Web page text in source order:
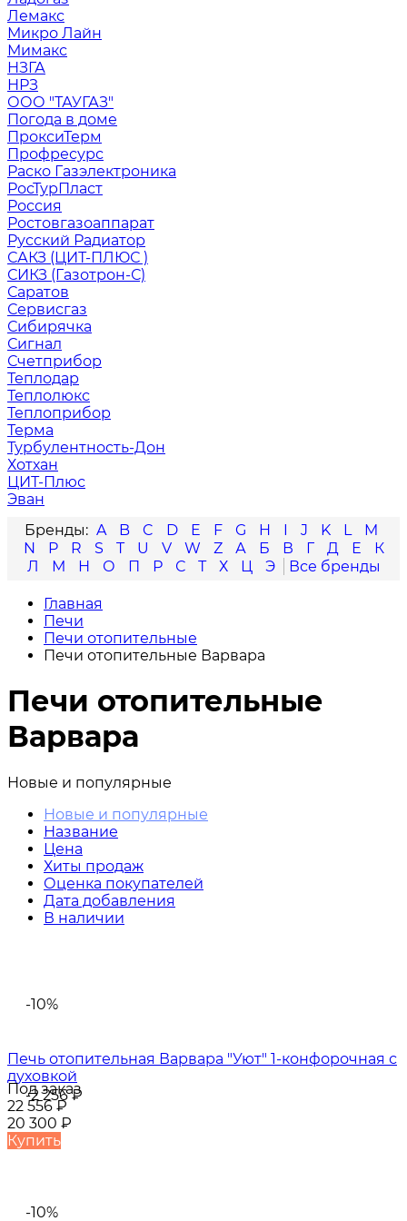
Лемакс
Микро Лайн
Мимакс
НЗГА
НРЗ
ООО "ТАУГАЗ"
Погода в доме
ПроксиТерм
Профресурс
Раско Газэлектроника
РосТурПласт
Россия
Ростовгазоаппарат
Русский Радиатор
САКЗ (ЦИТ-ПЛЮС )
СИКЗ (Газотрон-С)
Саратов
Сервисгаз
Сибирячка
Сигнал
Счетприбор
Теплодар
Теплолюкс
Теплоприбор
Терма
Турбулентность-Дон
Хотхан
ЦИТ-Плюс
Эван
A
B C D E F G H I J K L
M
N
P R S T U V W Z А Б В Г Д Е
К
Л
М Н О П Р С Т Х Ц Э
Главная
Печи
Печи отопительные
Печи отопительные Варвара
Печи отопительные
Варвара
Новые и популярные
Новые и популярные
Название
Цена
Хиты продаж
Оценка покупателей
Дата добавления
В наличии
-10%
-2 256₽
Печь отопительная Варвара "Уют" 1-конфорочная с
духовкой
Под заказ
22 556₽
20 300 ₽
Купить
-10%